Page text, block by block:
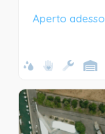
Aperto adesso